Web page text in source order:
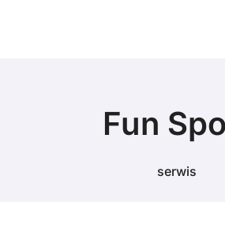
Fun
serwis